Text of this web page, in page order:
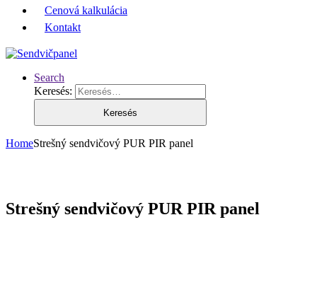
Cenová kalkulácia
Kontakt
Search
Keresés:
HomeStrešný sendvičový PUR PIR panel
Strešný sendvičový PUR PIR panel